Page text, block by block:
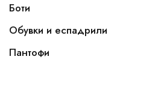
Боти
Обувки и еспадрили
Пантофи